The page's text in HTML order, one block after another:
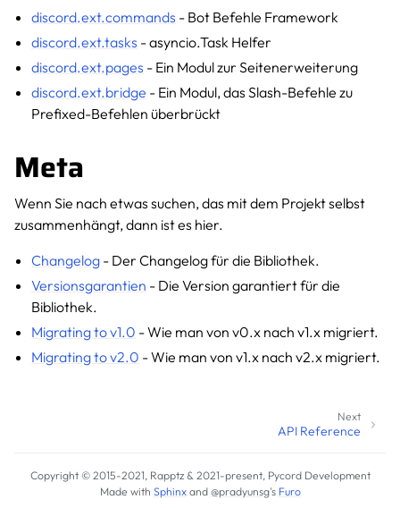
discord.ext.commands - Bot Befehle Framework
discord.ext.tasks - asyncio.Task Helfer
discord.ext.pages - Ein Modul zur Seitenerweiterung
discord.ext.bridge - Ein Modul, das Slash-Befehle zu
Prefixed-Befehlen überbrückt
Meta
Wenn Sie nach etwas suchen, das mit dem Projekt selbst
zusammenhängt, dann ist es hier.
Changelog - Der Changelog für die Bibliothek.
Versionsgarantien - Die Version garantiert für die
Bibliothek.
Migrating to v1.0 - Wie man von v0.x nach v1.x migriert.
Migrating to v2.0 - Wie man von v1.x nach v2.x migriert.
Next
API Reference
Copyright © 2015-2021, Rapptz & 2021-present, Pycord Development
Made with Sphinxand @pradyunsg's Furo